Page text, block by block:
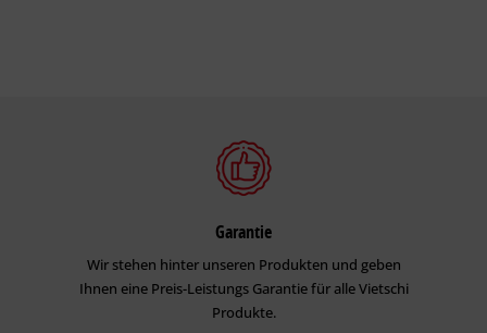
Garantie
Wir stehen hinter unseren Produkten und geben
Ihnen eine Preis-Leistungs Garantie für alle Vietschi
Produkte.